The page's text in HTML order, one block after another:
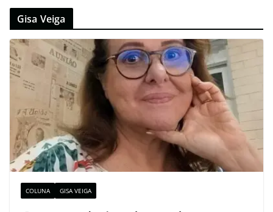
Gisa Veiga
COLUNA GISA VEIGA